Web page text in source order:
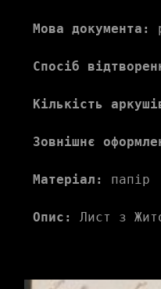
Мова документа:
Спосіб
Кількість
Зовнішнє
Матеріал: папір
Опис: Лист з